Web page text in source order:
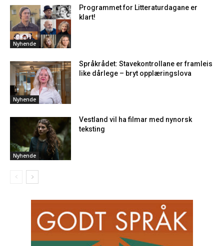
Nyhende
Programmet for Litteraturdagane er
klart!
Nyhende
Språkrådet: Stavekontrollane er framleis
like dårlege – bryt opplæringslova
Nyhende
Vestland vil ha filmar med nynorsk
teksting